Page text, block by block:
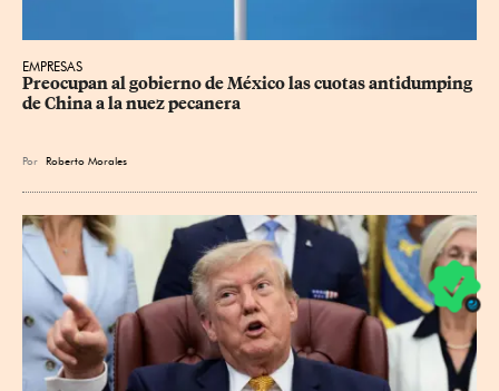
EMPRESAS
Preocupan al gobierno de México las cuotas antidumping
de China a la nuez pecanera
Por Roberto Morales